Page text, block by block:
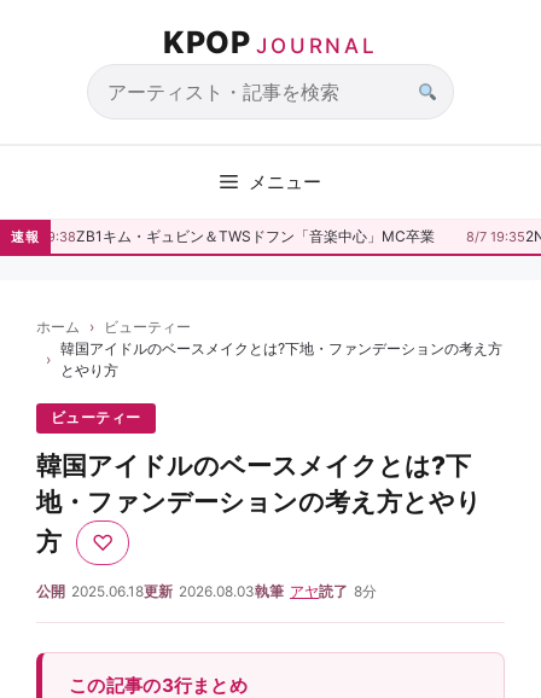
キ
ッ
KPOP JOURNAL
サ
検
索
メニュー
速報
8/7 19:38ZB1キム・ギュビン＆TWSドフン「音楽中心」MC卒業 8/7 19:35
ホーム
ビューティー
韓国アイドルのベースメイクとは?下地・ファンデーションの考え方
とやり方
ビューティー
韓国アイドルのベースメイクとは?下
地・ファンデーションの考え方とやり
方
♡
公開 2025.06.18更新 2026.08.03執筆 アヤ読了 8分
この記事の3行まとめ